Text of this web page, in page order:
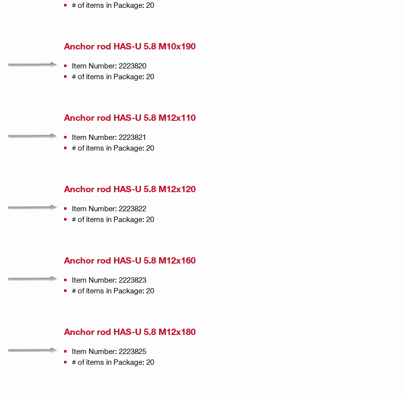
# of items in Package: 20
Anchor rod HAS-U 5.8 M10x190
Item Number: 2223820
# of items in Package: 20
Anchor rod HAS-U 5.8 M12x110
Item Number: 2223821
# of items in Package: 20
Anchor rod HAS-U 5.8 M12x120
Item Number: 2223822
# of items in Package: 20
Anchor rod HAS-U 5.8 M12x160
Item Number: 2223823
# of items in Package: 20
Anchor rod HAS-U 5.8 M12x180
Item Number: 2223825
# of items in Package: 20